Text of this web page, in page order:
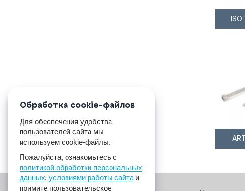
ISO
Обработка cookie-файлов
Для обеспечения удобства
пользователей сайта мы
используем cookie-файлы.
Пожалуйста, ознакомьтесь с
политикой обработки персональных
данных, условиями работы сайта и
примите пользовательское